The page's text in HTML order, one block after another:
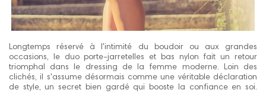
Longtemps réservé à l'intimité du boudoir ou aux grandes
occasions, le duo porte-jarretelles et bas nylon fait un retour
triomphal dans le dressing de la femme moderne. Loin des
clichés, il s'assume désormais comme une véritable déclaration
de style, un secret bien gardé qui booste la confiance en soi.